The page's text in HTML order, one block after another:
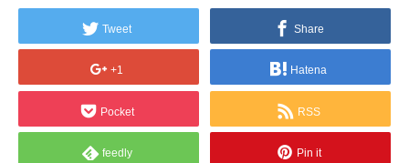
Tweet Share
+1 Hatena
Pocket RSS
feedly Pin it